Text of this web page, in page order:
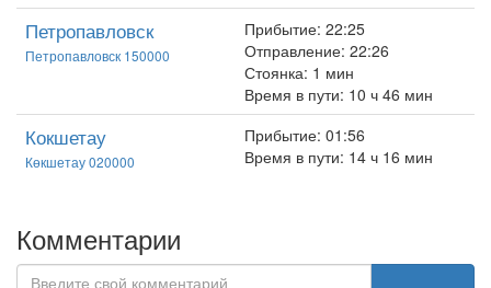
Петропавловск
Петропавловск 150000
Прибытие: 22:25
Отправление: 22:26
Стоянка: 1 мин
Время в пути: 10 ч 46 мин
Кокшетау
Көкшетау 020000
Прибытие: 01:56
Время в пути: 14 ч 16 мин
Комментарии